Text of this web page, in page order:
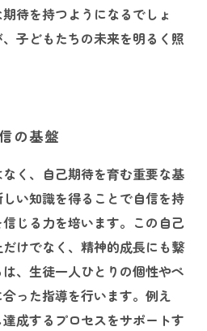
待を持つようになるでしょ
子どもたちの未来を明るく照
の基盤
く、自己期待を育む重要な基
い知識を得ることで自信を持
じる力を培います。この自己
けでなく、精神的成長にも繋
、生徒一人ひとりの個性やペ
った指導を行います。例え
成するプロセスをサポートす